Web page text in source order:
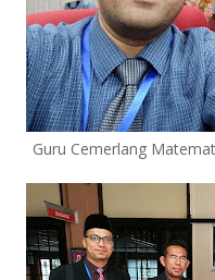
Guru Cemerlang